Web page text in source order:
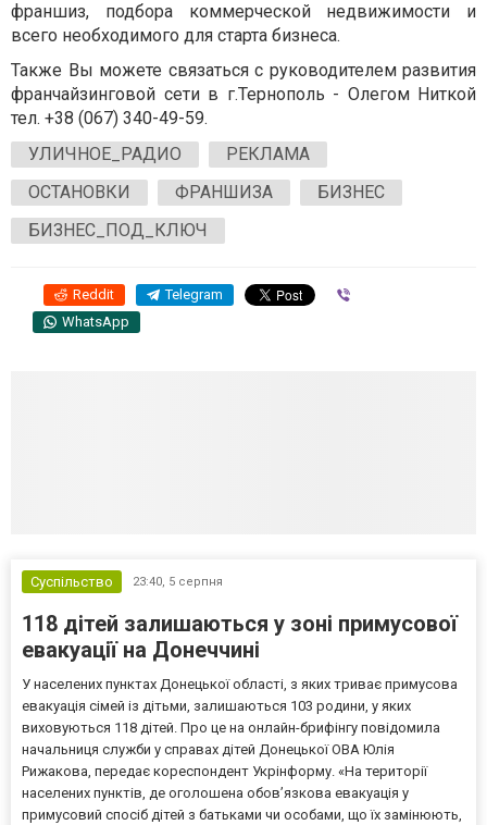
франшиз, подбора коммерческой недвижимости и
всего необходимого для старта бизнеса.
Также Вы можете связаться с руководителем развития
франчайзинговой сети в г.Тернополь - Олегом Ниткой
тел. +38 (067) 340-49-59.
УЛИЧНОЕ_РАДИО
РЕКЛАМА
ОСТАНОВКИ
ФРАНШИЗА
БИЗНЕС
БИЗНЕС_ПОД_КЛЮЧ
Reddit Telegram
WhatsApp
Суспільство 23:40, 5 серпня
118 дітей залишаються у зоні примусової
евакуації на Донеччині
У населених пунктах Донецької області, з яких триває примусова
евакуація сімей із дітьми, залишаються 103 родини, у яких
виховуються 118 дітей. Про це на онлайн-брифінгу повідомила
начальниця служби у справах дітей Донецької ОВА Юлія
Рижакова, передає кореспондент Укрінформу. «На території
населених пунктів, де оголошена обов’язкова евакуація у
примусовий спосіб дітей з батьками чи особами, що їх замінюють,